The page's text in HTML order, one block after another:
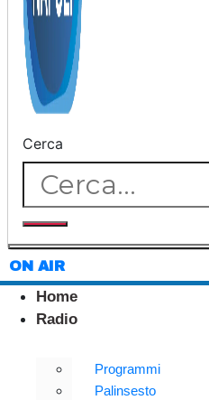
Cerca
ON AIR
Home
Radio
Programmi
Palinsesto